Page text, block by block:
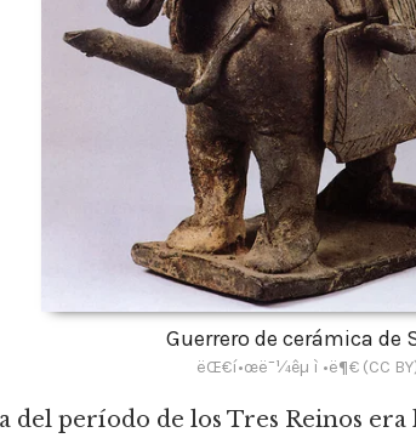
Guerrero de cerámica de
ëŒ€í•œë¯¼êµ­ ì •ë¶€ (CC
del período de los Tres Reinos